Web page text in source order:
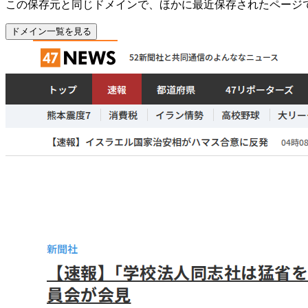
この保存元と同じドメインで、ほかに最近保存されたページ
ドメイン一覧を見る